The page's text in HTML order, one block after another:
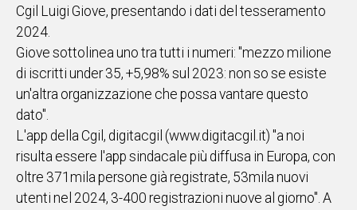
SPORT
EVENTI
STORIE
VIDEO
Vai
UNISCITI
Cgil Luigi Giove, presentando i dati del tesseramento
2024.
Giove sottolinea uno tra tutti i numeri: "mezzo milione
di iscritti under 35, +5,98% sul 2023: non so se esiste
un'altra organizzazione che possa vantare questo
dato".
L'app della Cgil, digitacgil (www.digitacgil.it) "a noi
risulta essere l'app sindacale più diffusa in Europa, con
oltre 371mila persone già registrate, 53mila nuovi
utenti nel 2024, 3-400 registrazioni nuove al giorno". A